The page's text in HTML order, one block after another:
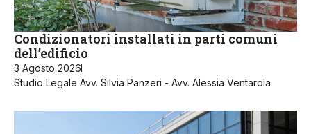
Condizionatori installati in parti comuni
dell’edificio
3 Agosto 2026
Studio Legale Avv. Silvia Panzeri - Avv. Alessia Ventarola